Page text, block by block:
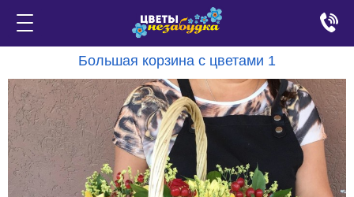
Большая корзина с цветами 1